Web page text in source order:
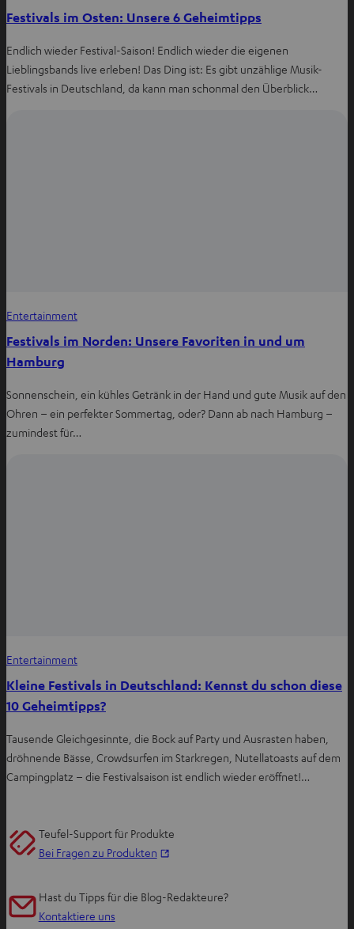
Festivals im Osten: Unsere 6 Geheimtipps
Endlich wieder Festival-Saison! Endlich wieder die eigenen
Lieblingsbands live erleben! Das Ding ist: Es gibt unzählige Musik-
Festivals in Deutschland, da kann man schonmal den Überblick…
Entertainment
Festivals im Norden: Unsere Favoriten in und um
Hamburg
Sonnenschein, ein kühles Getränk in der Hand und gute Musik auf den
Ohren – ein perfekter Sommertag, oder? Dann ab nach Hamburg –
zumindest für…
Entertainment
Kleine Festivals in Deutschland: Kennst du schon diese
10 Geheimtipps?
Tausende Gleichgesinnte, die Bock auf Party und Ausrasten haben,
dröhnende Bässe, Crowdsurfen im Starkregen, Nutellatoasts auf dem
Campingplatz – die Festivalsaison ist endlich wieder eröffnet!…
Teufel-Support für Produkte
Bei Fragen zu Produkten
Hast du Tipps für die Blog-Redakteure?
Kontaktiere uns